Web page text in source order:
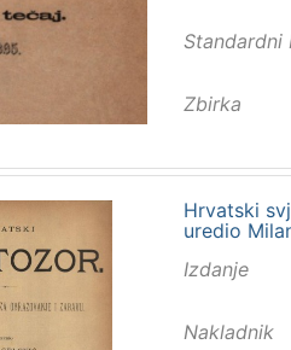
Standardni
Zbirka
Hrvatski
uredio
Izdanje
Nakladnik